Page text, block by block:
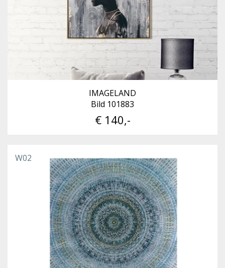
IMAGELAND
Bild 101883
€ 140,-
W02